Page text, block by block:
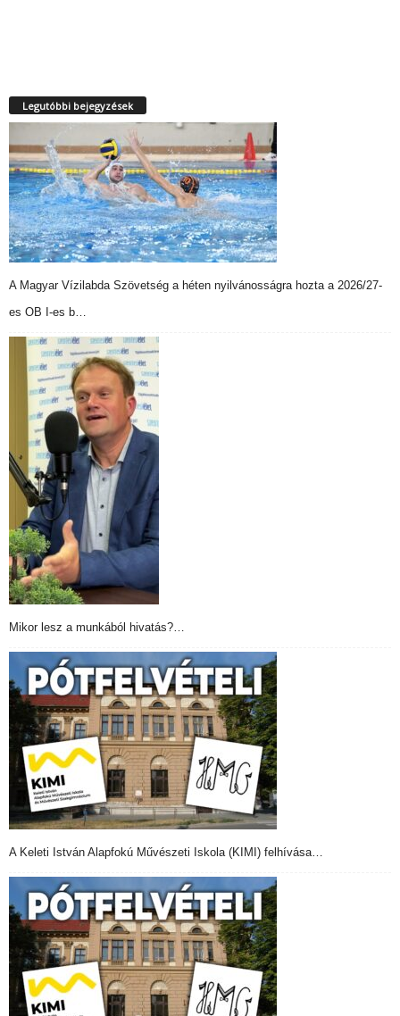
Legutóbbi bejegyzések
A Magyar Vízilabda Szövetség a héten nyilvánosságra hozta a 2026/27-
es OB I-es b…
Mikor lesz a munkából hivatás?…
A Keleti István Alapfokú Művészeti Iskola (KIMI) felhívása…